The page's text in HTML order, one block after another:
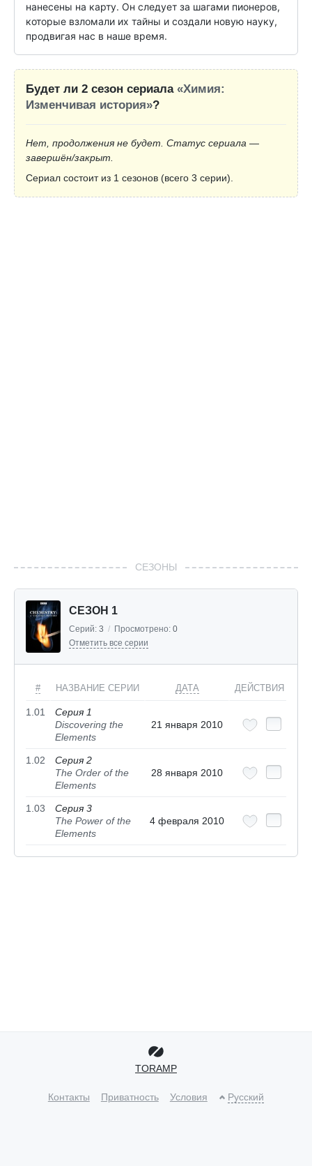
нанесены на карту. Он следует за шагами пионеров,
которые взломали их тайны и создали новую науку,
продвигая нас в наше время.
Будет ли 2 сезон сериала «Химия:
Изменчивая история»?
Нет, продолжения не будет. Статус сериала —
завершён/закрыт.
Сериал состоит из 1 сезонов (всего 3 серии).
СЕЗОНЫ
СЕЗОН 1
Серий: 3 / Просмотрено: 0
Отметить все серии
# НАЗВАНИЕ СЕРИИ ДАТА ДЕЙСТВИЯ
1.01
Серия 1
Discovering the
Elements
21 января 2010
1.02
Серия 2
The Order of the
Elements
28 января 2010
1.03
Серия 3
The Power of the
Elements
4 февраля 2010
TORAMP
Контакты Приватность Условия Русский